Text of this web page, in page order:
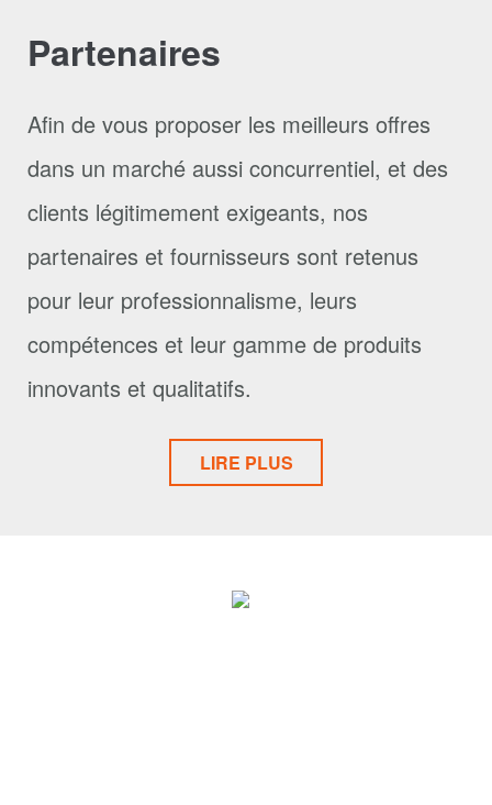
Partenaires
Afin de vous proposer les meilleurs offres
dans un marché aussi concurrentiel, et des
clients légitimement exigeants, nos
partenaires et fournisseurs sont retenus
pour leur professionnalisme, leurs
compétences et leur gamme de produits
innovants et qualitatifs.
LIRE PLUS